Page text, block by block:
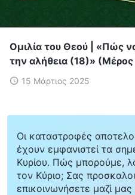
Ομιλία του Θεού | «Πώς
την αλήθεια (18)» (Μέρος
15 Μάρτιος 2025
Οι καταστροφές
έχουν εμφανιστεί τα
Κυρίου. Πώς μπορούμε,
τον Κύριο; Σας
επικοινωνήσετε μαζί